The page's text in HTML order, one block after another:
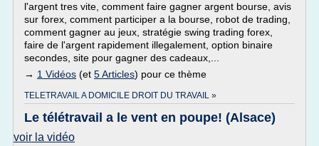
l'argent tres vite, comment faire gagner argent bourse, avis
sur forex, comment participer a la bourse, robot de trading,
comment gagner au jeux, stratégie swing trading forex,
faire de l'argent rapidement illegalement, option binaire
secondes, site pour gagner des cadeaux,...
→ 1 Vidéos (et 5 Articles) pour ce thème
TELETRAVAIL A DOMICILE DROIT DU TRAVAIL »
Le télétravail a le vent en poupe! (Alsace)
voir la vidéo